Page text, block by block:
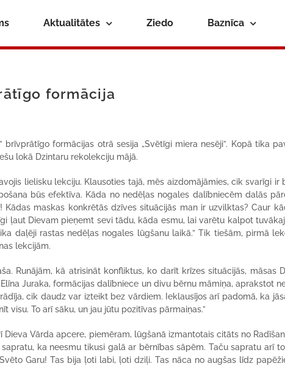
Aktualitātes Ziedo Baznīca
formācija
brīvprātīgo formācijas otrā sesija „Svētīgi miera nesēji”. Kopā tika
lokā Dzintaru rekolekciju mājā.
lielisku lekciju. Klausoties tajā, mēs aizdomājāmies, cik svarīgi ir
būs efektīva. Kāda no nedēļas nogales dalībniecēm dalās
maskas konkrētās dzīves situācijās man ir uzvilktas? Caur
ļaut Dievam pieņemt sevi tādu, kāda esmu, lai varētu kalpot
daļēji rastas nedēļas nogales lūgšanu laikā.” Tik tiešām, pirmā
lekcijām.
Runājām, kā atrisināt konfliktus, ko darīt krīzes situācijās, māsas
Juraka, formācijas dalībniece un divu bērnu māmiņa, aprakstot
cik daudz var izteikt bez vārdiem. Ieklausījos arī padomā, ka
visu. To arī sāku, un jau jūtu pozitīvas pārmaiņas.”
Vārda apcere, piemēram, lūgšanā izmantotais citāts no
ka neesmu tikusi galā ar bērnības sāpēm. Taču sapratu arī
Garu! Tas bija ļoti labi, ļoti dziļi. Tas nāca no augšas līdz